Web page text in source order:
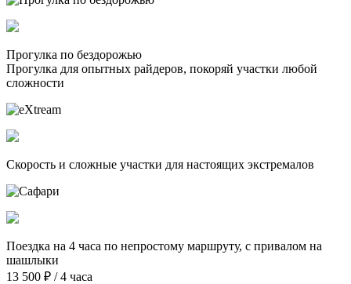
Прогулка по бездорожью
Прогулка для опытных райдеров, покоряй участки любой
сложности
Скорость и сложные участки для настоящих экстремалов
Поездка на 4 часа по непростому маршруту, с привалом на
шашлыки
13 500 ₽ / 4 часа